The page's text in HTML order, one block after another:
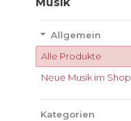
Allgemein
Alle Produkte
Neue Musik im Shop
Kategorien